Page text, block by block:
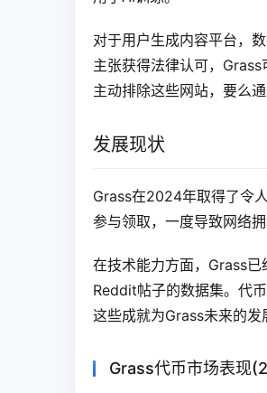
对于用户生成内容平台，
主张获得法律认可，
主动排除这些网站，要么
发展现状
Grass在2024年取得了令
参与领取，一度导致网络
在技术能力方面，Grass
Reddit帖子的数据集。代
这些成就为Grass未来的发
Grass代币市场表现